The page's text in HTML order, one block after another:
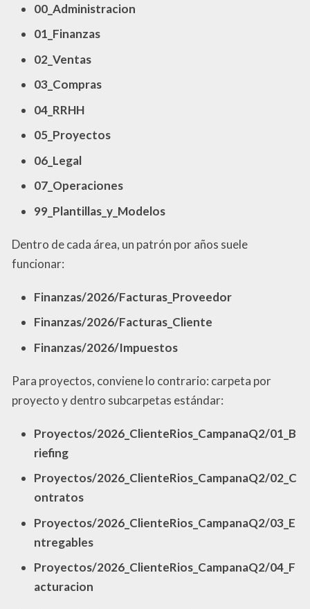
00_Administracion
01_Finanzas
02_Ventas
03_Compras
04_RRHH
05_Proyectos
06_Legal
07_Operaciones
99_Plantillas_y_Modelos
Dentro de cada área, un patrón por años suele
funcionar:
Finanzas/2026/Facturas_Proveedor
Finanzas/2026/Facturas_Cliente
Finanzas/2026/Impuestos
Para proyectos, conviene lo contrario: carpeta por
proyecto y dentro subcarpetas estándar:
Proyectos/2026_ClienteRios_CampanaQ2/01_B
riefing
Proyectos/2026_ClienteRios_CampanaQ2/02_C
ontratos
Proyectos/2026_ClienteRios_CampanaQ2/03_E
ntregables
Proyectos/2026_ClienteRios_CampanaQ2/04_F
acturacion